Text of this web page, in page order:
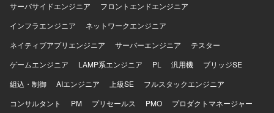
サーバサイドエンジニア
フロントエンドエンジニア
インフラエンジニア
ネットワークエンジニア
ネイティブアプリエンジニア
サーバーエンジニア
テスター
ゲームエンジニア
LAMP系エンジニア PL 汎用機
ブリッジSE
組込・制御
AIエンジニア 上級SE
フルスタックエンジニア
コンサルタント
PM プリセールス PMO
プロダクトマネージャー